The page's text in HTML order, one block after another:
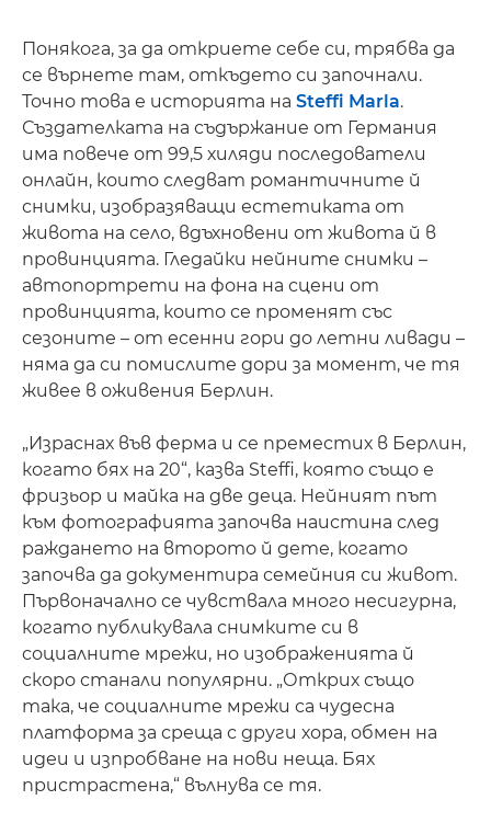
Понякога, за да откриете себе си, трябва да
се върнете там, откъдето си започнали.
Точно това е историята на Steffi Marla.
Създателката на съдържание от Германия
има повече от 99,5 хиляди последователи
онлайн, които следват романтичните й
снимки, изобразяващи естетиката от
живота на село, вдъхновени от живота й в
провинцията. Гледайки нейните снимки –
автопортрети на фона на сцени от
провинцията, които се променят със
сезоните – от есенни гори до летни ливади –
няма да си помислите дори за момент, че тя
живее в оживения Берлин.
„Израснах във ферма и се преместих в Берлин,
когато бях на 20“, казва Steffi, която също е
фризьор и майка на две деца. Нейният път
към фотографията започва наистина след
раждането на второто й дете, когато
започва да документира семейния си живот.
Първоначално се чувствала много несигурна,
когато публикувала снимките си в
социалните мрежи, но изображенията й
скоро станали популярни. „Открих също
така, че социалните мрежи са чудесна
платформа за среща с други хора, обмен на
идеи и изпробване на нови неща. Бях
пристрастена,“ вълнува се тя.